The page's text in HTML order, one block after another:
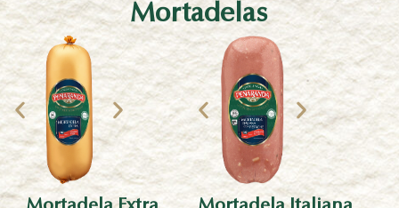
Mortadelas